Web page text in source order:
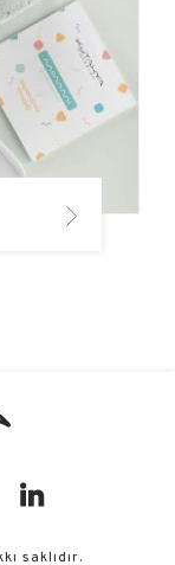
saklıdır.